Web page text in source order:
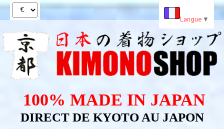
100% MADE IN JAPAN
DIRECT DE KYOTO AU JAPON
Langue ▼
Panneau de gestion des cookies